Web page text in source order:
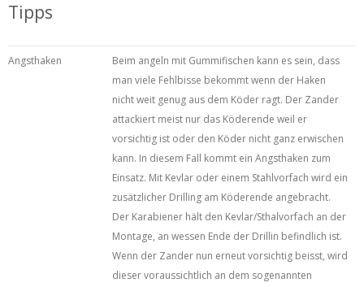
Tipps
Angsthaken
Beim angeln mit Gummifischen kann es sein, dass
man viele Fehlbisse bekommt wenn der Haken
nicht weit genug aus dem Köder ragt. Der Zander
attackiert meist nur das Köderende weil er
vorsichtig ist oder den Köder nicht ganz erwischen
kann. In diesem Fall kommt ein Angsthaken zum
Einsatz. Mit Kevlar oder einem Stahlvorfach wird ein
zusätzlicher Drilling am Köderende angebracht.
Der Karabiener hält den Kevlar/Sthalvorfach an der
Montage, an wessen Ende der Drillin befindlich ist.
Wenn der Zander nun erneut vorsichtig beisst, wird
dieser voraussichtlich an dem sogenannten